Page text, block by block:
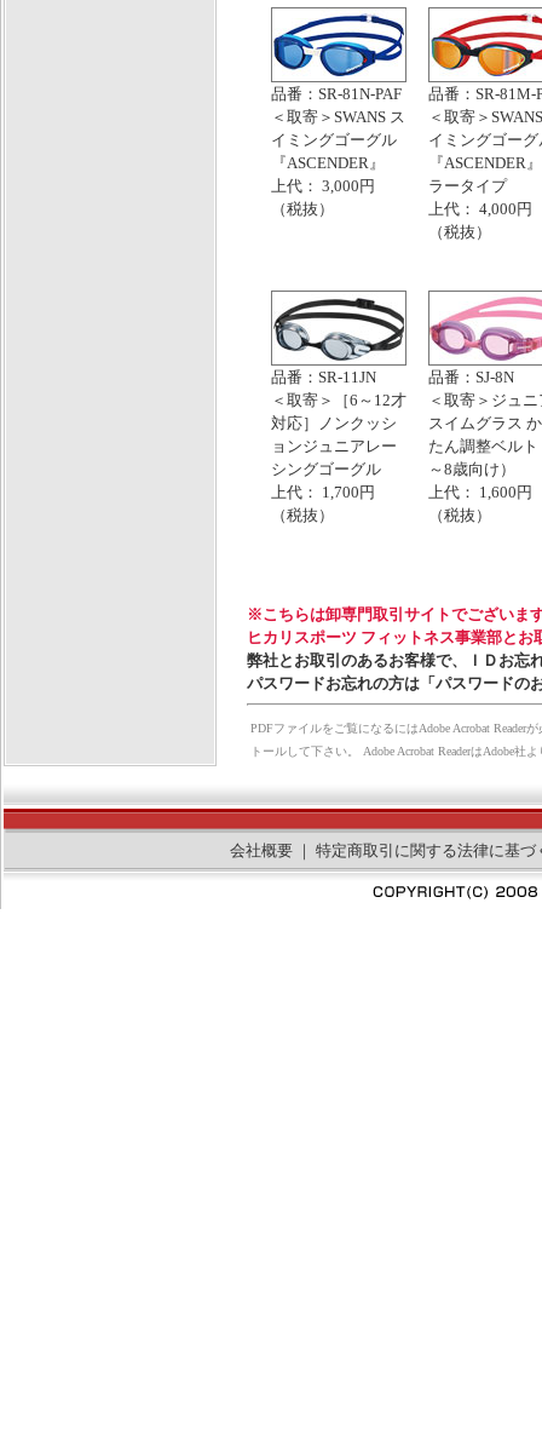
品番：SR-81N-PAF
＜取寄＞SWANS ス
イミングゴーグル
『ASCENDER』
上代： 3,000円
（税抜）
品番：SR-81M-
＜取寄＞
イミングゴーグ
『ASCENDER
ラータイプ
上代： 4,000円
（税抜）
品番：SR-11JN
＜取寄＞［6～12才
対応］ノンクッシ
ョンジュニアレー
シングゴーグル
上代： 1,700円
（税抜）
品番：SJ-8N
＜取寄＞ジュニ
スイムグラス
たん調整ベルト
～8歳向け）
上代： 1,600円
（税抜）
※こちらは卸専門取引サイトでございま
ヒカリスポーツ フィットネス事業部と
弊社とお取引のあるお客様で、ＩＤお忘
パスワードお忘れの方は「パスワードの
PDFファイルをご覧になるにはAdobe Acrobat Reader
トールして下さい。 Adobe Acrobat ReaderはAdobe
会社概要｜ 特定商取引に関する法律に基づ